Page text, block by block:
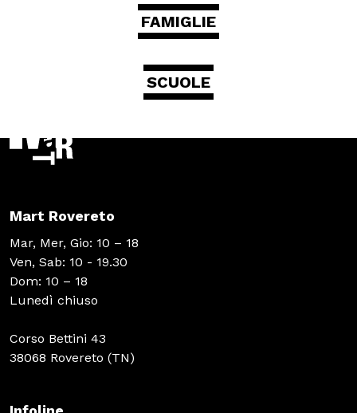
FAMIGLIE
SCUOLE
Mart Rovereto
Mar, Mer, Gio: 10 – 18
Ven, Sab: 10 - 19.30
Dom: 10 – 18
Lunedì chiuso
Corso Bettini 43
38068 Rovereto (TN)